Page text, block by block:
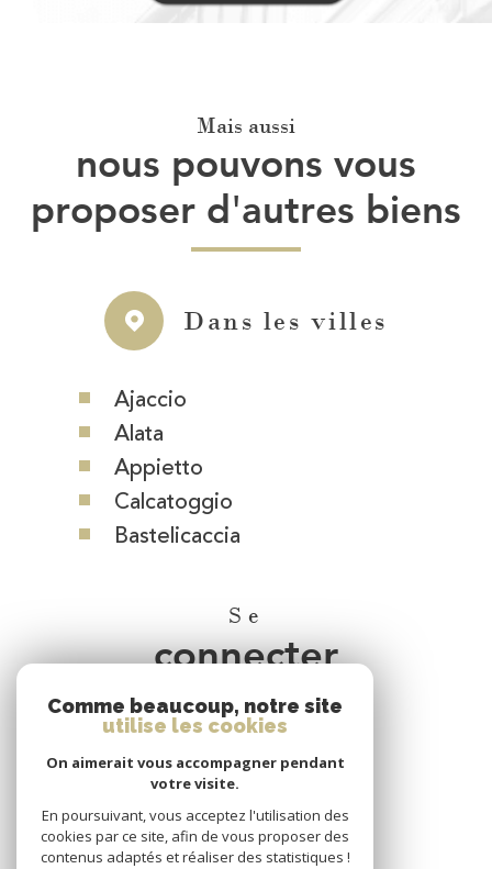
Mais aussi
nous pouvons vous
proposer d'autres biens
Dans les villes
Ajaccio
Alata
Appietto
Calcatoggio
Bastelicaccia
Se
connecter
espace propriétaire
Nous
adhérons
Comme beaucoup, notre site
utilise les cookies
On aimerait vous accompagner pendant
votre visite.
En poursuivant, vous acceptez l'utilisation des
cookies par ce site, afin de vous proposer des
contenus adaptés et réaliser des statistiques !